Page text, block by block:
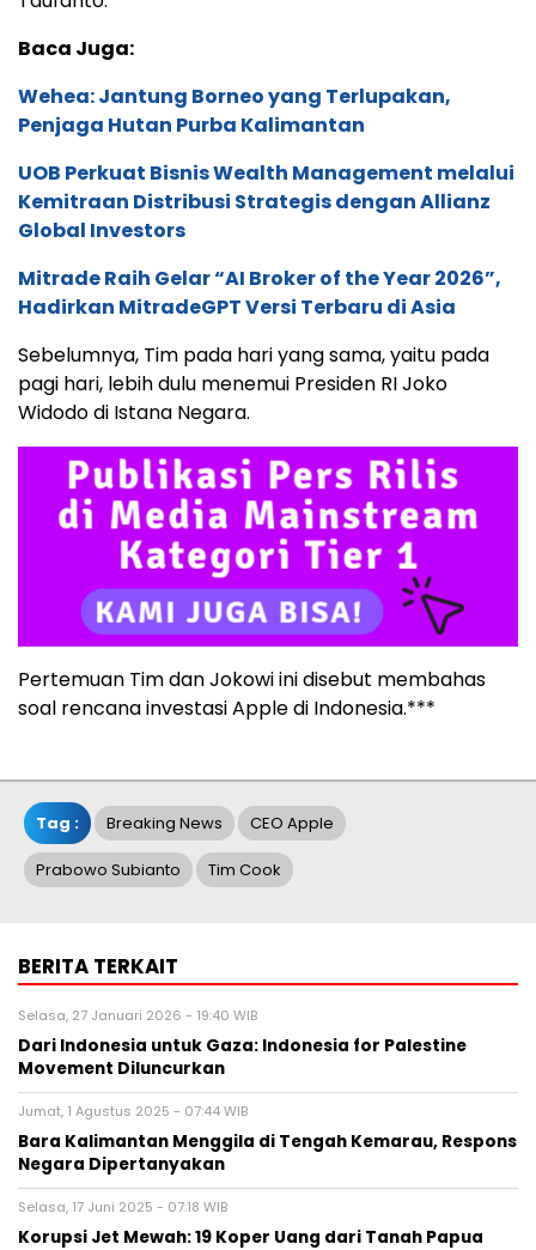
Baca Juga:
Wehea: Jantung Borneo yang Terlupakan,
Penjaga Hutan Purba Kalimantan
UOB Perkuat Bisnis Wealth Management melalui
Kemitraan Distribusi Strategis dengan Allianz
Global Investors
Mitrade Raih Gelar “AI Broker of the Year 2026”,
Hadirkan MitradeGPT Versi Terbaru di Asia
Sebelumnya, Tim pada hari yang sama, yaitu pada
pagi hari, lebih dulu menemui Presiden RI Joko
Widodo di Istana Negara.
Pertemuan Tim dan Jokowi ini disebut membahas
soal rencana investasi Apple di Indonesia.***
Tag : Breaking News CEO Apple
Prabowo Subianto Tim Cook
BERITA TERKAIT
Selasa, 27 Januari 2026 - 19:40 WIB
Dari Indonesia untuk Gaza: Indonesia for Palestine
Movement Diluncurkan
Jumat, 1 Agustus 2025 - 07:44 WIB
Bara Kalimantan Menggila di Tengah Kemarau, Respons
Negara Dipertanyakan
Selasa, 17 Juni 2025 - 07:18 WIB
Korupsi Jet Mewah: 19 Koper Uang dari Tanah Papua